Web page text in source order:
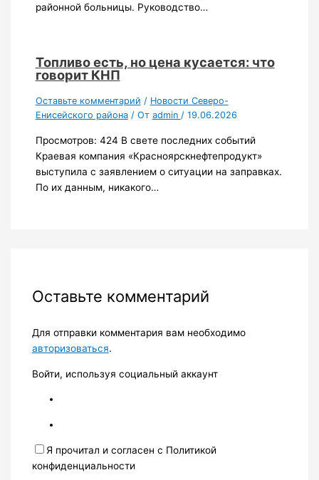
районной больницы. Руководство…
Топливо есть, но цена кусается: что
говорит КНП
Оставьте комментарий / Новости Северо-
Енисейского района/ От admin / 19.06.2026
Просмотров: 424 В свете последних событий
Краевая компания «Красноярскнефтепродукт»
выступила с заявлением о ситуации на заправках.
По их данным, никакого…
Оставьте комментарий
Для отправки комментария вам необходимо
авторизоваться.
Войти, используя социальный аккаунт
Я прочитал и согласен с Политикой
конфиденциальности